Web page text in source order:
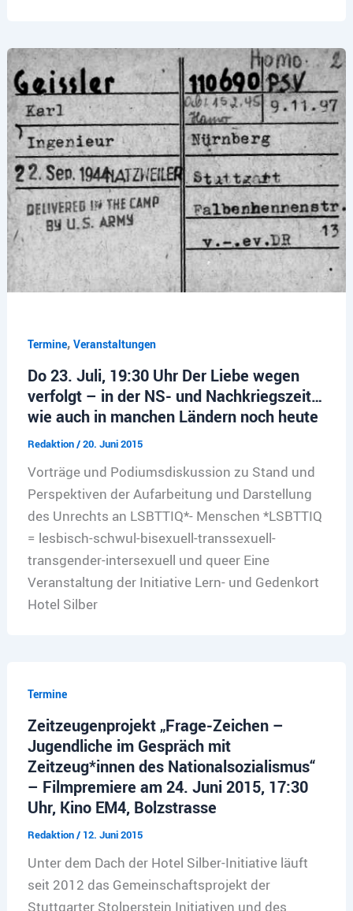
Termine, Veranstaltungen
Do 23. Juli, 19:30 Uhr Der Liebe wegen
verfolgt – in der NS- und Nachkriegszeit…
wie auch in manchen Ländern noch heute
Redaktion/20. Juni 2015
Vorträge und Podiumsdiskussion zu Stand und
Perspektiven der Aufarbeitung und Darstellung
des Unrechts an LSBTTIQ*- Menschen *LSBTTIQ
= lesbisch-schwul-bisexuell-transsexuell-
transgender-intersexuell und queer Eine
Veranstaltung der Initiative Lern- und Gedenkort
Hotel Silber
Termine
Zeitzeugenprojekt „Frage-Zeichen –
Jugendliche im Gespräch mit
Zeitzeug*innen des Nationalsozialismus“
– Filmpremiere am 24. Juni 2015, 17:30
Uhr, Kino EM4, Bolzstrasse
Redaktion/ 12. Juni 2015
Unter dem Dach der Hotel Silber-Initiative läuft
seit 2012 das Gemeinschaftsprojekt der
Stuttgarter Stolperstein Initiativen und des